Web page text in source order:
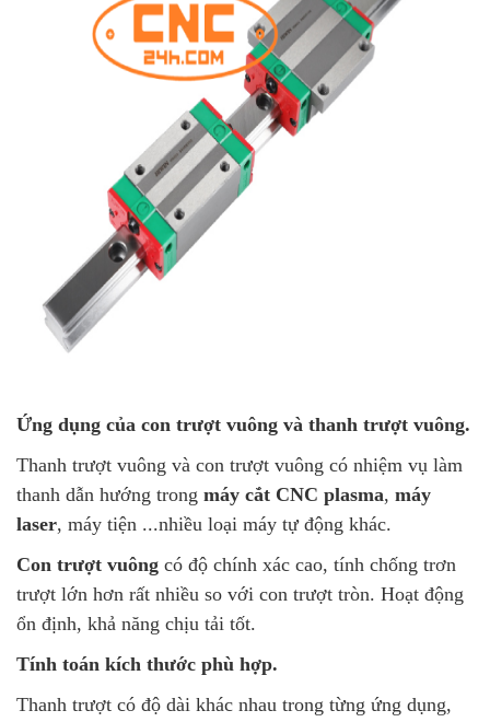
Ứng dụng của con trượt vuông và thanh trượt vuông.
Thanh trượt vuông và con trượt vuông có nhiệm vụ làm
thanh dẫn hướng trong máy cắt CNC plasma, máy
laser, máy tiện ...nhiều loại máy tự động khác.
Con trượt vuông có độ chính xác cao, tính chống trơn
trượt lớn hơn rất nhiều so với con trượt tròn. Hoạt động
ổn định, khả năng chịu tải tốt.
Tính toán kích thước phù hợp.
Thanh trượt có độ dài khác nhau trong từng ứng dụng,